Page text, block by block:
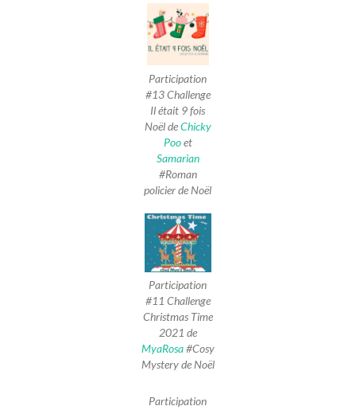
Participation
#13 Challenge
Il était 9 fois
Noël deChicky
Pooet
Samarian
#Roman
policier de Noël
Participation
#11 Challenge
Christmas Time
2021 de
MyaRosa#Cosy
Mystery de Noël
Participation